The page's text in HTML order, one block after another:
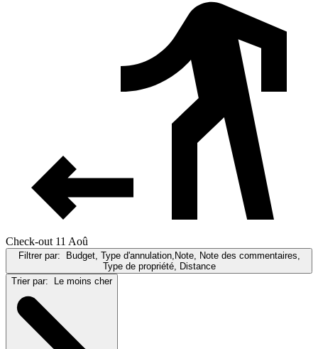
Check-out 11 Aoû
Filtrer par:
Budget, Type d'annulation,Note, Note des commentaires,
Type de propriété, Distance
Trier par:
Le moins cher